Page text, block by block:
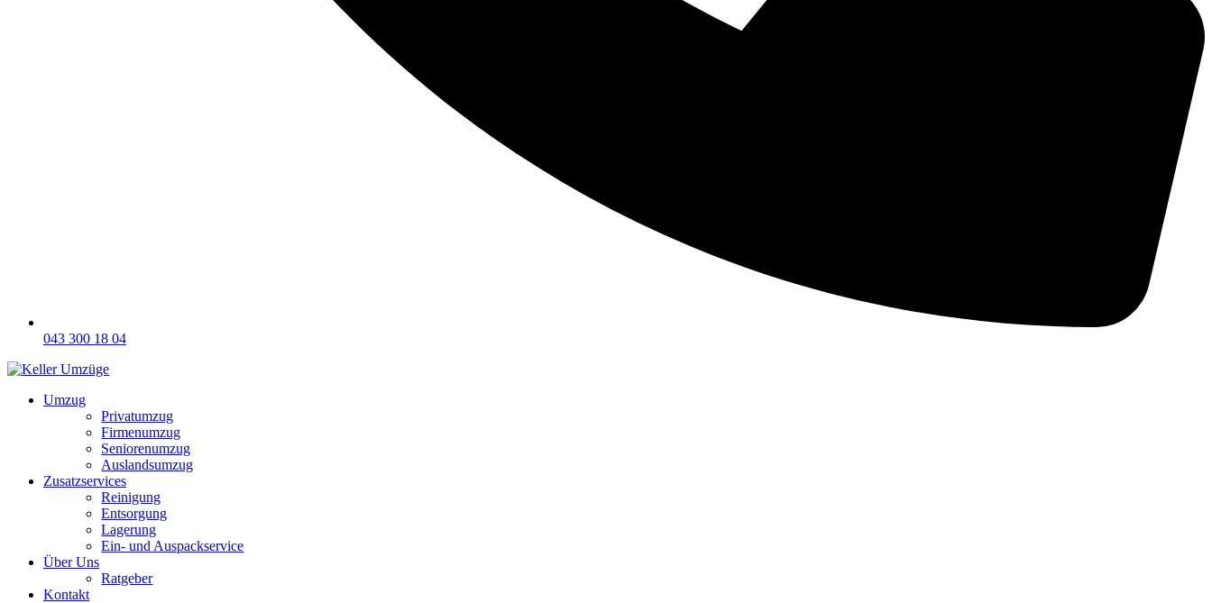
043 300 18 04
Umzug
Privatumzug
Firmenumzug
Seniorenumzug
Auslandsumzug
Zusatzservices
Reinigung
Entsorgung
Lagerung
Ein- und Auspackservice
Über Uns
Ratgeber
Kontakt